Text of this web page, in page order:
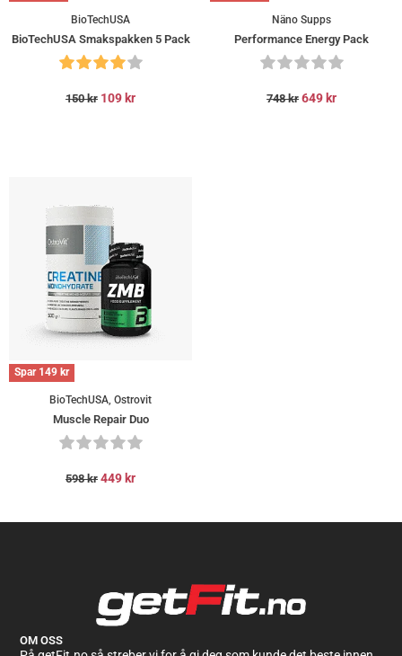
BioTechUSA
BioTechUSA Smakspakken 5 Pack
150kr 109 kr
Näno Supps
Performance Energy Pack
748kr 649 kr
Spar 149 kr
BioTechUSA, Ostrovit
Muscle Repair Duo
598kr 449 kr
Kundevurderinger
"Gode smaker ogpluss for laktosefri
Mon Jun 29 2026 20:08:43 GMT+0000 (Coordinated Universal Time)
OM OSS